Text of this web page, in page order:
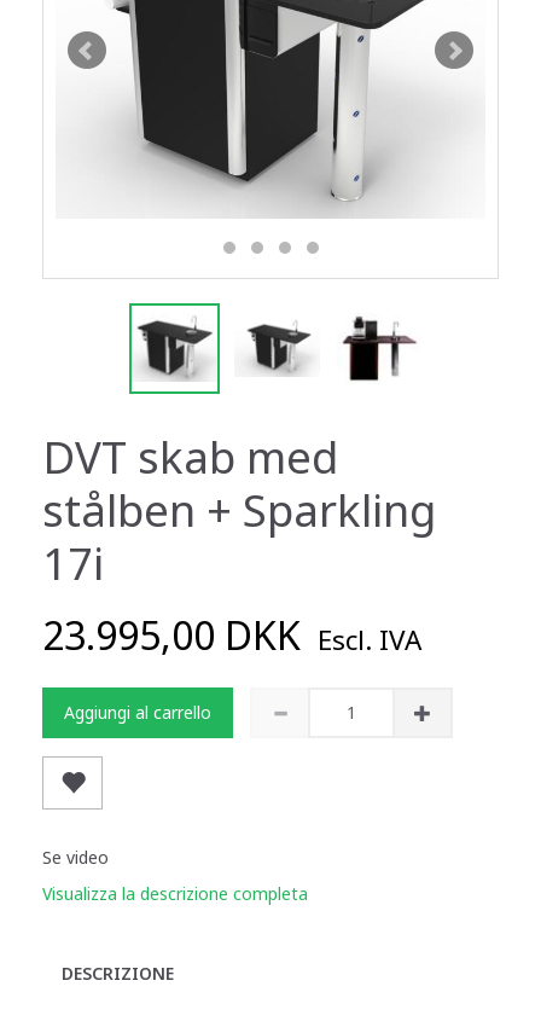
DVT skab med
stålben + Sparkling
17i
23.995,00 DKK Escl. IVA
Aggiungi al carrello
Se video
Visualizza la descrizione completa
DESCRIZIONE